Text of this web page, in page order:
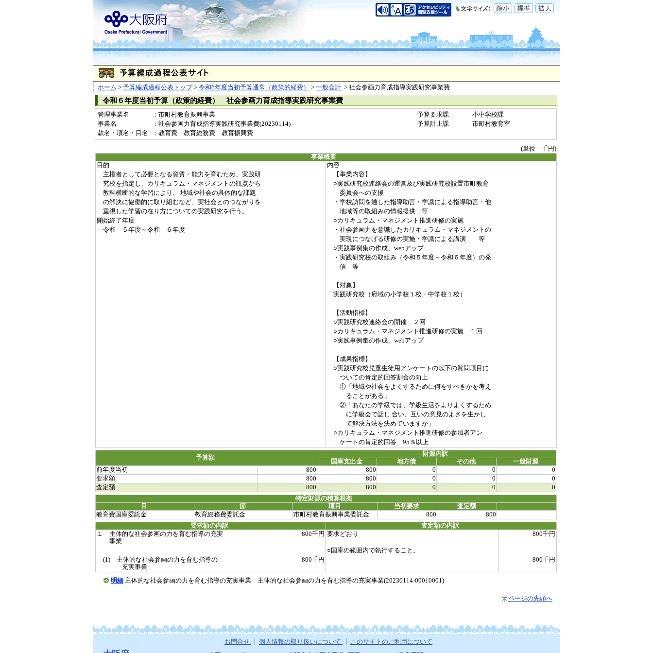
ホーム > 予算編成過程公表トップ> 令和6年度当初予算通常（政策的経費） > 一般会計 > 社会参画力育成指導実践研究事業費
令和６年度当初予算（政策的経費） 社会参画力育成指導実践研究事業費
管理事業名 ：市町村教育振興事業 予算要求課
小中学校課
事業名
：社会参画力育成指導実践研究事業費(20230114) 予算計上課
市町村教育室
款名・項名・目名
：教育費 教育総務費 教育振興費
(単位 千円)
事業概要
目的
内容
主権者として必要となる資質・能力を育むため、実践研
【事業内容】
究校を指定し、カリキュラム・マネジメントの観点から
○実践研究校連絡会の運営及び実践研究校設置市町教育
教科横断的な学習により、 地域や社会の具体的な課題
委員会への支援
の解決に協働的に取り組むなど、実社会とのつながりを
・学校訪問を通した指導助言・学識による指導助言・他
重視した学習の在り方についての実践研究を行う。
地域等の取組みの情報提供 等
開始終了年度
○カリキュラム・マネジメント推進研修の実施
令和 ５年度～令和 ６年度
・社会参画力を意識したカリキュラム・マネジメントの
実現につなげる研修の実施・学識による講演 等
○実践事例集の作成、webアップ
・実践研究校の取組み（令和５年度～令和６年度）の発
信 等
【対象】
実践研究校（府域の小学校１校・中学校１校）
【活動指標】
○実践研究校連絡会の開催 ２回
○カリキュラム・マネジメント推進研修の実施 １回
○実践事例集の作成、webアップ
【成果指標】
○実践研究校児童生徒用アンケートの以下の質問項目に
ついての肯定的回答割合の向上
①「地域や社会をよくするために何をすべきかを考え
ることがある」
②「あなたの学級では、学級生活をよりよくするため
に学級会で話し 合い、互いの意見のよさを生かし
て解決方法を決めていますか」
○カリキュラム・マネジメント推進研修の参加者アン
ケートの肯定的回答 95％以上
予算額
財源内訳
国庫支出金
地方債 その他
一般財源
前年度当初
800 800 0 0
0
要求額
800 800 0 0
0
査定額
800 800 0 0
0
特定財源の積算根拠
目
節 項目 当初要求
査定額
教育費国庫委託金
教育総務費委託金 市町村教育振興事業委託金 800
800
要求額の内訳
査定額の内訳
１ 主体的な社会参画の力を育む指導の充実
事業
800千円 要求どおり 800千円
○国庫の範囲内で執行すること。
(1) 主体的な社会参画の力を育む指導の
充実事業
800千円 800千円
明細 主体的な社会参画の力を育む指導の充実事業 主体的な社会参画の力を育む指導の充実事業(20230114-00010001)
ページの先頭へ
お問合せ 個人情報の取り扱いについて このサイトのご利用について